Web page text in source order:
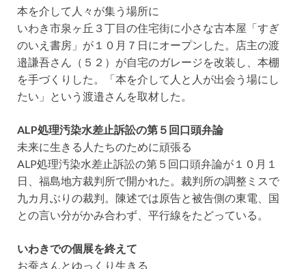
本を介して人々が集う場所に
いわき市泉ヶ丘３丁目の住宅街に小さな古本屋「すぎ
のいえ書房」が１０月７日にオープンした。店主の渡
邉謙吾さん（５２）が自宅のガレージを改装し、本棚
を手づくりした。「本を介して人と人が出会う場にし
たい」という渡邉さんを取材した。
ALP処理汚染水差止訴訟の第５回口頭弁論
未来に生きる人たちのために頑張る
ALP処理汚染水差止訴訟の第５回口頭弁論が１０月１
日、福島地方裁判所で開かれた。裁判所の調整ミスで
九カ月ぶりの裁判。陳述では原告と被告側の東電、国
との言い分がかみ合わず、平行線をたどっている。
いわきでの個展を終えて
お蚕さんとゆっくり生きる